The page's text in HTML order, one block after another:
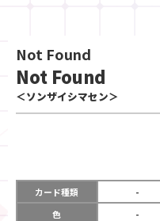
Not Found
Not Found
＜ソンザイシマセン＞
カード種類 -
色
-